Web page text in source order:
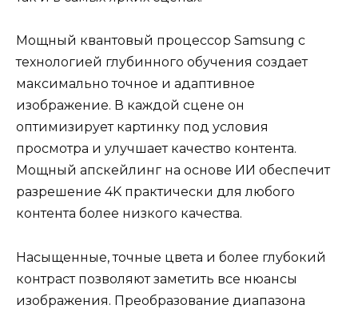
Мощный квантовый процессор Samsung с
технологией глубинного обучения создает
максимально точное и адаптивное
изображение. В каждой сцене он
оптимизирует картинку под условия
просмотра и улучшает качество контента.
Мощный апскейлинг на основе ИИ обеспечит
разрешение 4K практически для любого
контента более низкого качества.
Насыщенные, точные цвета и более глубокий
контраст позволяют заметить все нюансы
изображения. Преобразование диапазона